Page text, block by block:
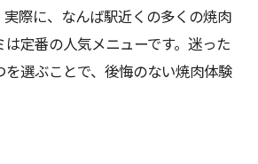
際に、なんば駅近くの多くの焼肉
定番の人気メニューです。迷った
を選ぶことで、後悔のない焼肉体験